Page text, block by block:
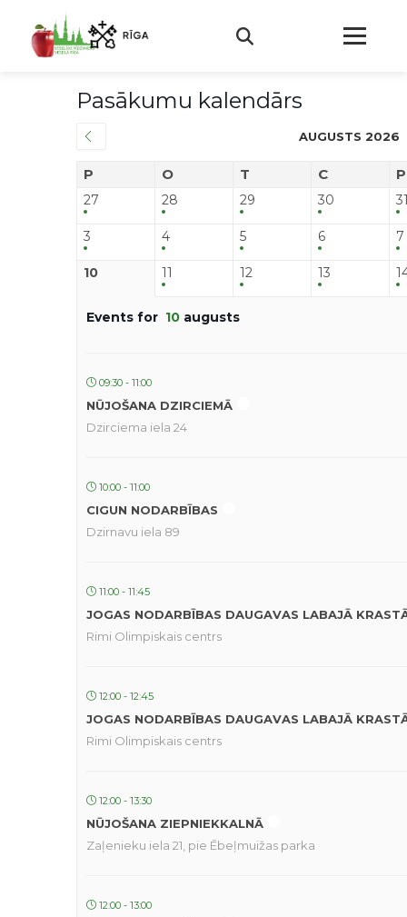
Pasākumu kalendārs
AUGUSTS 2026
P O T C
27 28 29 30
3 4 5 6 7
10 11 12 13
Events for 10 augusts
09:30 - 11:00
NŪJOŠANA DZIRCIEMĀ
Dzirciema iela 24
10:00 - 11:00
CIGUN NODARBĪBAS
Dzirnavu iela 89
11:00 - 11:45
JOGAS NODARBĪBAS DAUGAVAS LABAJĀ
Rimi Olimpiskais centrs
12:00 - 12:45
JOGAS NODARBĪBAS DAUGAVAS LABAJĀ
Rimi Olimpiskais centrs
12:00 - 13:30
NŪJOŠANA ZIEPNIEKKALNĀ
Zaļenieku iela 21, pie Ēbeļmuižas parka
12:00 - 13:00